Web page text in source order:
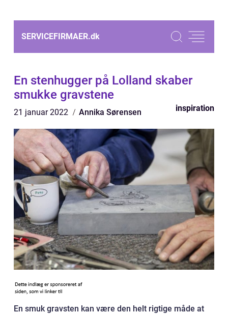
SERVICEFIRMAER.dk
En stenhugger på Lolland skaber
smukke gravstene
21 januar 2022 Annika Sørensen inspiration
En smuk gravsten kan være den helt rigtige måde at